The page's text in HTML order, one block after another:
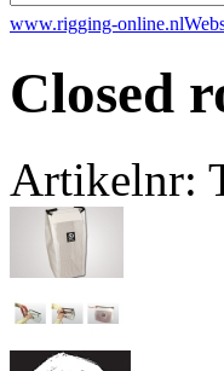
www.rigging-online.nl
Closed
Artikelnr: